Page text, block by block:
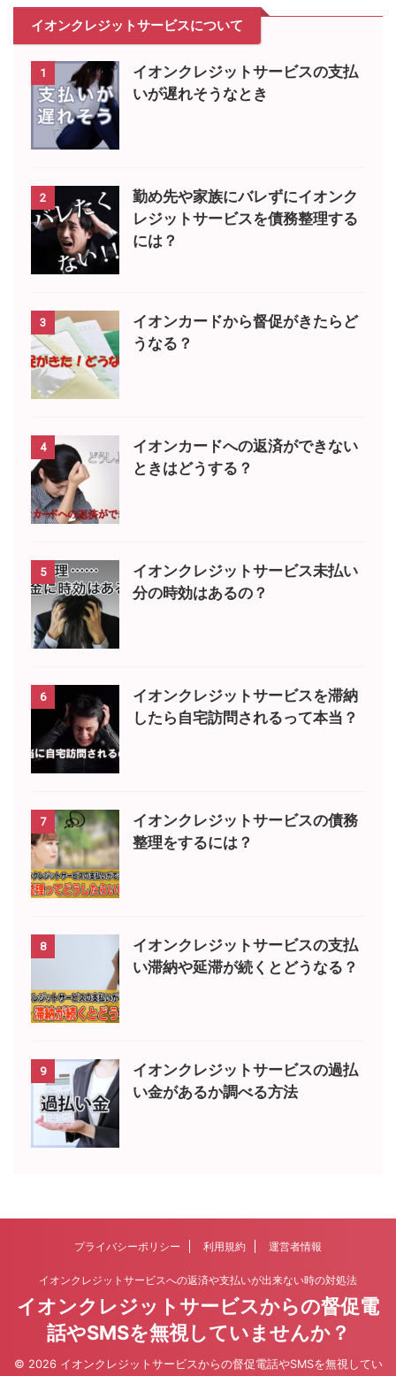
イオンクレジットサービスについて
1
イオンクレジットサービスの支払
いが遅れそうなとき
2
勤め先や家族にバレずにイオンク
レジットサービスを債務整理する
には？
3
イオンカードから督促がきたらど
うなる？
4
イオンカードへの返済ができない
ときはどうする？
5
イオンクレジットサービス未払い
分の時効はあるの？
6
イオンクレジットサービスを滞納
したら自宅訪問されるって本当？
7
イオンクレジットサービスの債務
整理をするには？
8
イオンクレジットサービスの支払
い滞納や延滞が続くとどうなる？
9
イオンクレジットサービスの過払
い金があるか調べる方法
プライバシーポリシー 利用規約 運営者情報
イオンクレジットサービスへの返済や支払いが出来ない時の対処法
イオンクレジットサービスからの督促電
話やSMSを無視していませんか？
© 2026 イオンクレジットサービスからの督促電話やSMSを無視してい